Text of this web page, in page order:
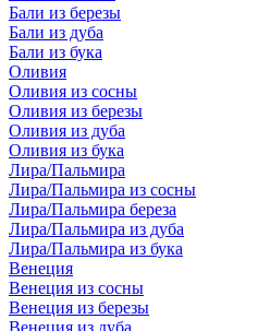
Бали из березы
Бали из дуба
Бали из бука
Оливия
Оливия из сосны
Оливия из березы
Оливия из дуба
Оливия из бука
Лира/Пальмира
Лира/Пальмира из сосны
Лира/Пальмира береза
Лира/Пальмира из дуба
Лира/Пальмира из бука
Венеция
Венеция из сосны
Венеция из березы
Венеция из дуба